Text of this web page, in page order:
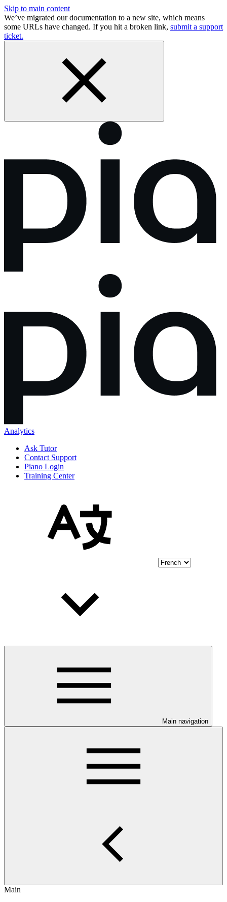
Skip to main content
We’ve migrated our documentation to a new site, which means
some URLs have changed. If you hit a broken link, submit a support
ticket.
Analytics
Ask Tutor
Contact Support
Piano Login
Training Center
Main navigation
Main